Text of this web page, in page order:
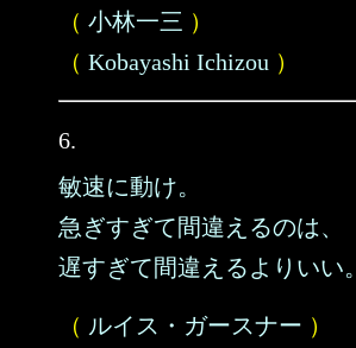
（ 小林一三 ）
（ Kobayashi Ichizou ）
6.
敏速に動け。
急ぎすぎて間違えるのは、
遅すぎて間違えるよりいい。
（ ルイス・ガースナー ）